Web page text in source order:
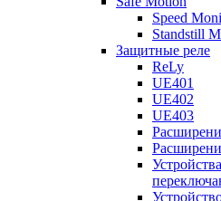
Speed
Standstill
Защитные реле
ReLy
UE401
UE402
UE403